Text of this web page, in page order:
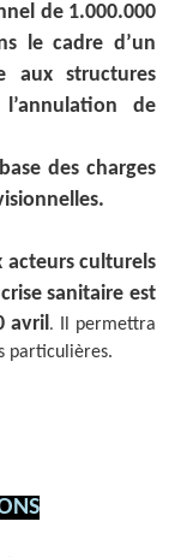
de 1.000.000
le cadre d’un
aux structures
de
des charges
culturels
sanitaire est
avril.
Il permettra
particulières.